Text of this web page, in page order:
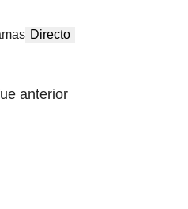
Directo
anterior